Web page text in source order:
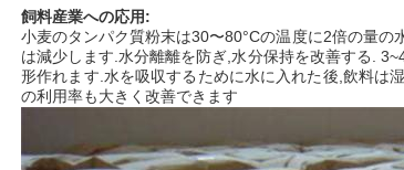
飼料産業への応用:
小麦のタンパク質粉末は30〜80°Cの温度に2倍の量
は減少します.水分離離を防ぎ,水分保持を改善する.
形作れます.水を吸収するために水に入れた後,飲料は
の利用率も大きく改善できます